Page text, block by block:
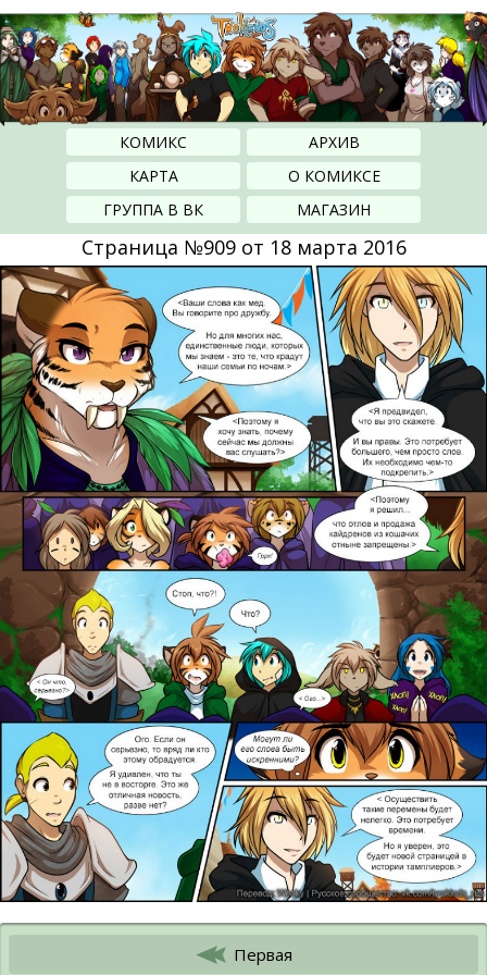
КОМИКС
АРХИВ
КАРТА
О КОМИКСЕ
ГРУППА В ВК
МАГАЗИН
Страница №909 от 18 марта 2016
Первая